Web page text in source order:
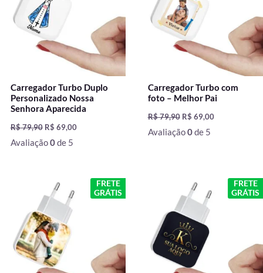
Carregador Turbo Duplo
Personalizado Nossa
Senhora Aparecida
R$79,90 R$ 69,00
Avaliação0de 5
Carregador Turbo com
foto – Melhor Pai
R$79,90 R$ 69,00
Avaliação0de 5
FRETE
GRÁTIS
preço
original
era:
R$ 79,90.
preço
FRETE
GRÁTIS
preço
original
era:
R$ 79,90.
preço